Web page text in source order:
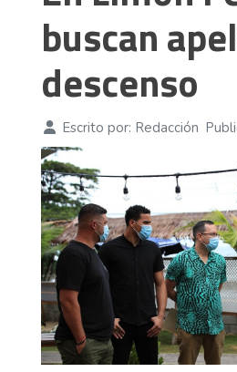
buscan
descenso
Escrito por: Redacción